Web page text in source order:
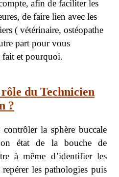
afin de faciliter les
de faire lien avec les
( vétérinaire, ostéopathe
part pour vous
fait et pourquoi.
du Technicien
?
la sphère buccale
état de la bouche de
à même d’identifier les
les pathologies puis